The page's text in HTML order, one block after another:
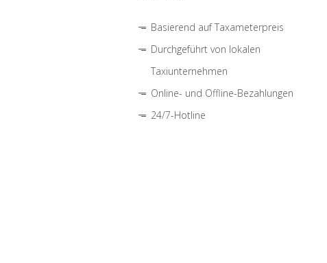
Basierend auf Taxameterpreis
Durchgeführt von lokalen
Taxiunternehmen
Online- und Offline-Bezahlungen
24/7-Hotline